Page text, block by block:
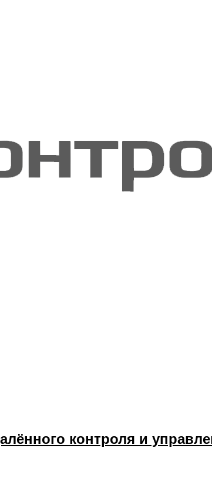
контроля и